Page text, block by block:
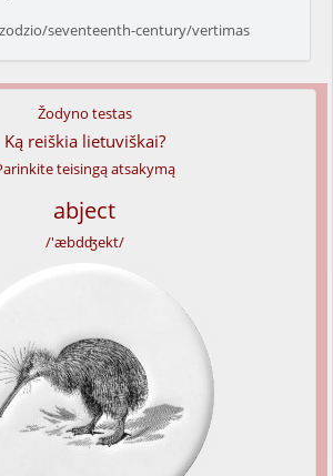
seventeenth-century/vertimas
Žodyno testas
Ką reiškia lietuviškai?
teisingą atsakymą
abject
/'æbdʤekt/